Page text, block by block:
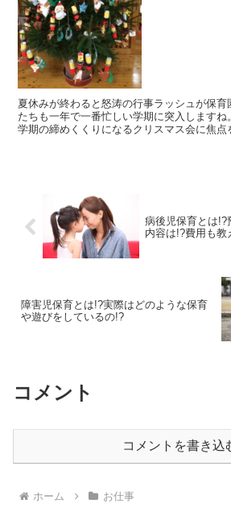
夏休みが終わると怒涛の行事ラッシュが保育園
たちも一年で一番忙しい学期に突入しますね。 今回はそんな忙
学期の締めくくりになるクリスマス会に焦
病後児保育とは!?
内容は!?費用も教
障害児保育とは!?実際はどのような保育
や遊びをしているの!?
コメント
コメントを書き込
ホーム お仕事